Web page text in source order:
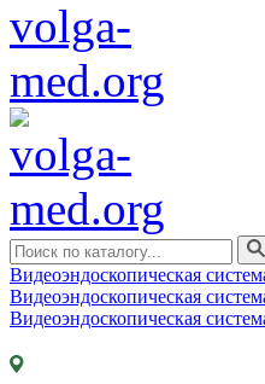
Видеоэндоскопическая
Видеоэндоскопическая
Видеоэндоскопическая